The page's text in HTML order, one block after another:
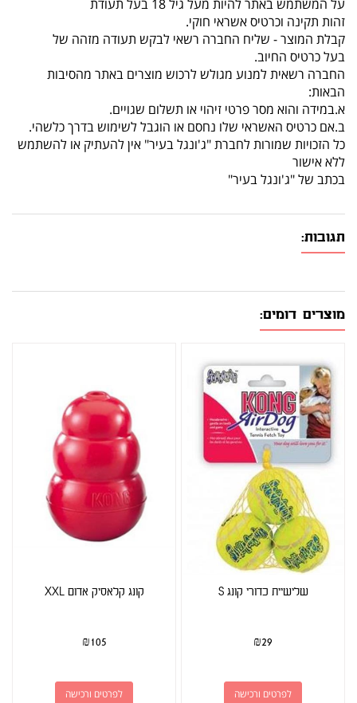
על המשתמש באתר להיות מעל גיל 18 בעל תעודת
זהות תקינה וכרטיס אשראי חוקי.
קבלת המוצר - שליח החברה רשאי לבקש תעודה מזהה של
בעל כרטיס החיוב.
החברה רשאית למנוע מגולש לרכוש מוצרים באתר מהסיבות
הבאות:
א.במידה והוא מסר פרטי זיהוי או תשלום שגויים.
ב.אם כרטיס האשראי שלו נחסם או הוגבל לשימוש בדרך כלשהי.
כל הזכויות שמורות לחברת "ג'ונגל בעיר" אין להעתיק או להשתמש
ללא אישור
בכתב של "ג'ונגל בעיר"
תגובות:
מוצרים דומים:
שלישיית כדורי קונג S
₪29
לפרטים ורכישה
קונג קלאסיק אדום XXL
₪105
לפרטים ורכישה